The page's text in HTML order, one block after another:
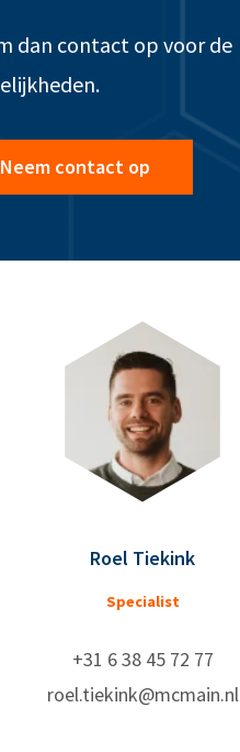
dan contact op voor de
Neem contact op
Roel Tiekink
Specialist
+31 6 38 45 72 77
roel.tiekink@mcmain.nl